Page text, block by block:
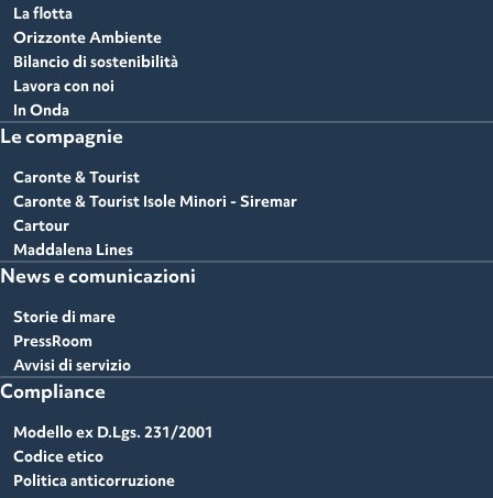
La flotta
Orizzonte Ambiente
Bilancio di sostenibilità
Lavora con noi
In Onda
Le compagnie
Caronte & Tourist
Caronte & Tourist Isole Minori - Siremar
Cartour
Maddalena Lines
News e comunicazioni
Storie di mare
PressRoom
Avvisi di servizio
Compliance
Modello ex D.Lgs. 231/2001
Codice etico
Politica anticorruzione